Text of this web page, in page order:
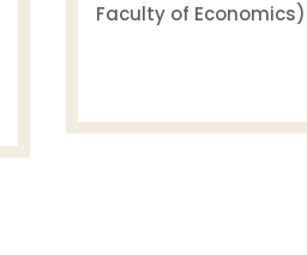
Faculty of Economics)